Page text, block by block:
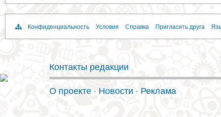
Конфиденциальность Условия Справка Пригласить друга
Контакты редакции
О проекте · Новости · Реклама